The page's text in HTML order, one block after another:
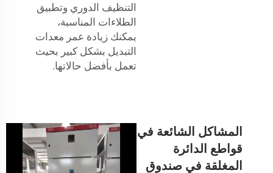
التنظيف الدوري وتطبيق
الطلاءات المناسبة،
يمكنك زيادة عمر معدات
التبديل بشكل كبير بحيث
تعمل بأفضل حالاتها.
المشاكل الشائعة في
قواطع الدائرة
المغلقة في صندوق